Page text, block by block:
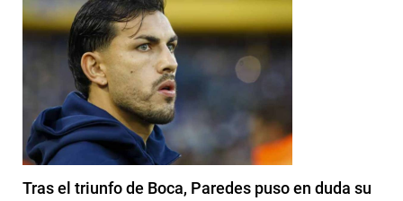
Tras el triunfo de Boca, Paredes puso en duda su